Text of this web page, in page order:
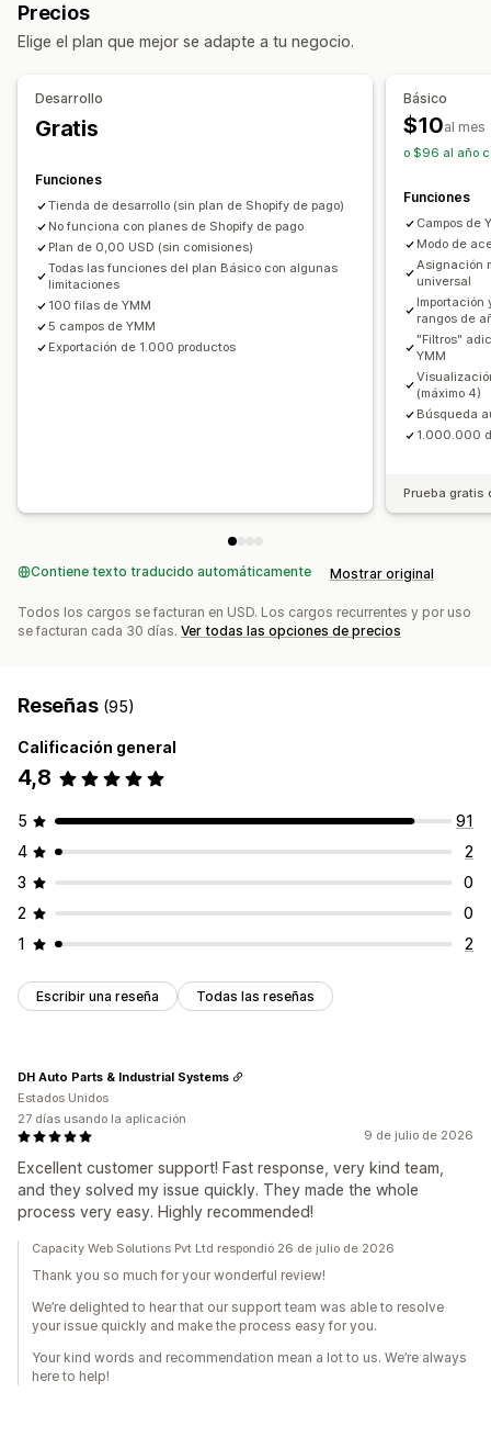
Barra de búsqueda
Página de resultados de búsqueda
Informes y estadísticas
Paneles de control personalizados
Precios
Elige el plan que mejor se adapte a tu negocio.
Desarrollo
Gratis
Funciones
Tienda de desarrollo (sin plan de Shopify de pago)
No funciona con planes de Shopify de pago
Plan de 0,00 USD (sin comisiones)
Todas las funciones del plan Básico con algunas
limitaciones
100 filas de YMM
5 campos de YMM
Exportación de 1.000 productos
Básico
$10al mes
o $96 al año
Funciones
Campos de
Modo de
Asignación
universal
Importación
rangos de
"Filtros"
YMM
(máximo 4)
Búsqueda
1.000.000
Prueba gratis
Contiene texto traducido automáticamente Mostrar original
Todos los cargos se facturan en USD. Los cargos recurrentes y por uso
se facturan cada 30 días. Ver todas las opciones de precios
Reseñas (95)
Calificación general
4,8
5
91
4
2
3
0
2
0
1
2
Escribir una reseña Todas las reseñas
9 de julio de 2026
Excellent customer support! Fast response, very kind team,
and they solved my issue quickly. They made the whole
process very easy. Highly recommended!
DH Auto Parts & Industrial Systems
Estados Unidos
27 días usando la aplicación
Capacity Web Solutions Pvt Ltd respondió 26 de julio de 2026
Thank you so much for your wonderful review!
We’re delighted to hear that our support team was able to resolve
your issue quickly and make the process easy for you.
Your kind words and recommendation mean a lot to us. We’re always
here to help!